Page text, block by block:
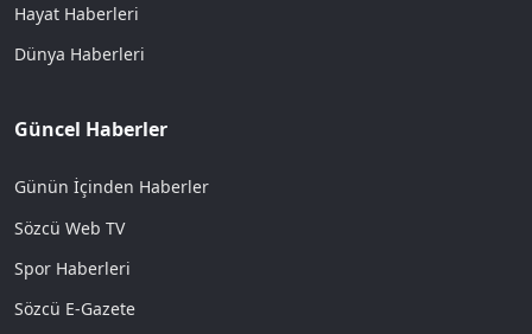
Hayat Haberleri
Dünya Haberleri
Güncel Haberler
Günün İçinden Haberler
Sözcü Web TV
Spor Haberleri
Sözcü E-Gazete